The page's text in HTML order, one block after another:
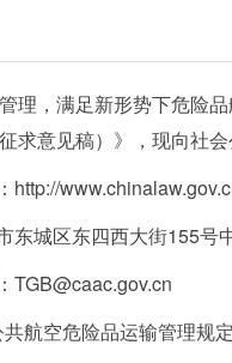
，满足新形势下危险品
求意见稿）》，现向社
城区东四西大街155号
空危险品运输管理规定